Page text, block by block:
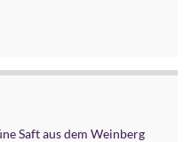
Saft aus dem Weinberg